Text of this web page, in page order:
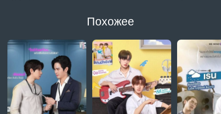
Похожее